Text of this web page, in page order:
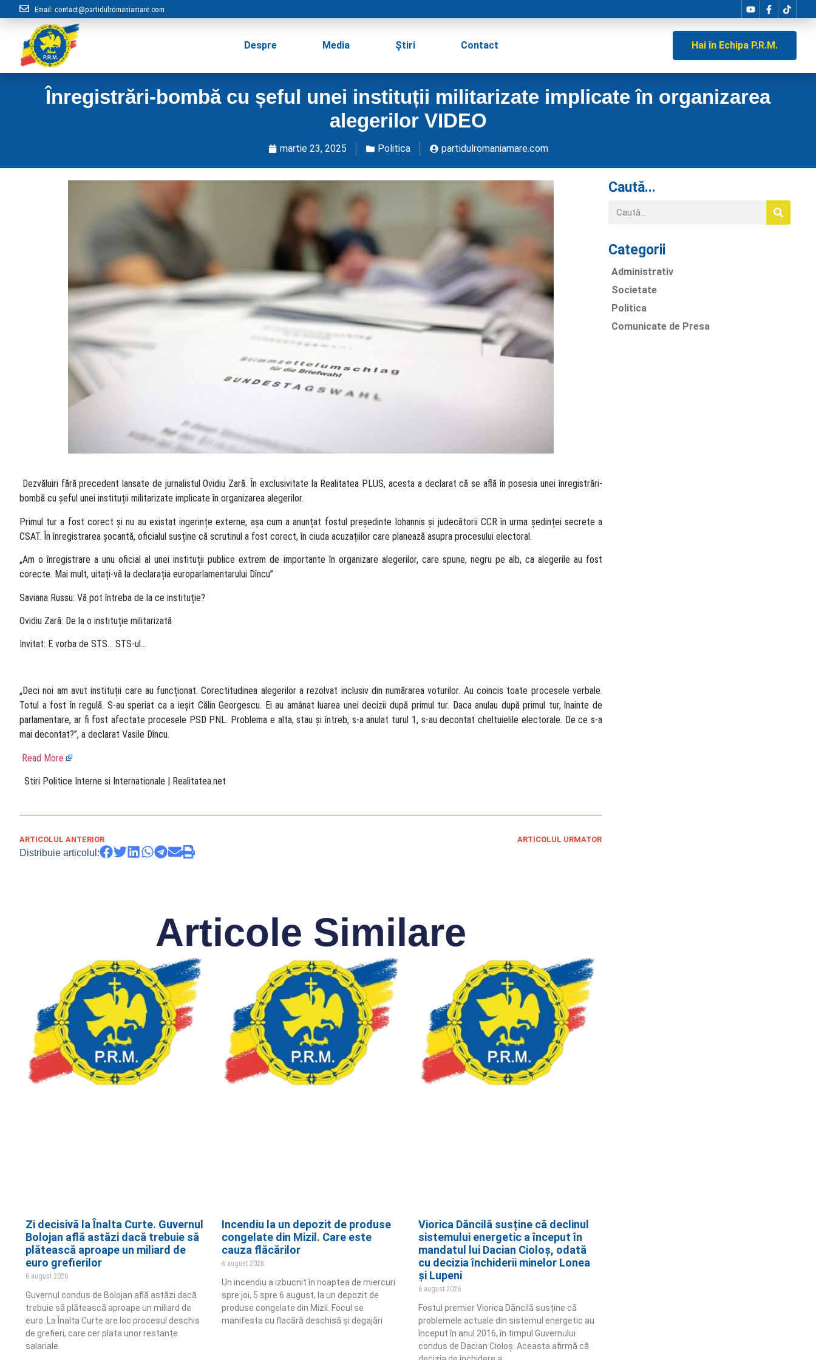
Email: contact@partidulromaniamare.com
Despre Media Știri Contact Hai în Echipa P.R.M.
Înregistrări-bombă cu șeful unei instituții militarizate implicate în organizarea
alegerilor VIDEO
martie 23, 2025 Politica partidulromaniamare.com
​ Dezvăluiri fără precedent lansate de jurnalistul Ovidiu Zară. În exclusivitate la Realitatea PLUS, acesta a declarat că se află în posesia unei înregistrări-
bombă cu șeful unei instituții militarizate implicate în organizarea alegerilor.
Primul tur a fost corect și nu au existat ingerințe externe, așa cum a anunțat fostul președinte Iohannis și judecătorii CCR în urma ședinței secrete a
CSAT. În înregistrarea șocantă, oficialul susține că scrutinul a fost corect, în ciuda acuzațiilor care planează asupra procesului electoral.
„Am o înregistrare a unu oficial al unei instituții publice extrem de importante în organizare alegerilor, care spune, negru pe alb, ca alegerile au fost
corecte. Mai mult, uitați-vă la declarația europarlamentarului Dîncu”
Saviana Russu: Vă pot întreba de la ce instituție?
Ovidiu Zară: De la o instituție militarizată
Invitat: E vorba de STS… STS-ul…
„Deci noi am avut instituții care au funcționat. Corectitudinea alegerilor a rezolvat inclusiv din numărarea voturilor. Au coincis toate procesele verbale.
Totul a fost în regulă. S-au speriat ca a ieșit Călin Georgescu. Ei au amânat luarea unei decizii după primul tur. Daca anulau după primul tur, înainte de
parlamentare, ar fi fost afectate procesele PSD PNL. Problema e alta, stau și întreb, s-a anulat turul 1, s-au decontat cheltuielile electorale. De ce s-a
mai decontat?”, a declarat Vasile Dîncu.
Read More
​ Stiri Politice Interne si Internationale | Realitatea.net
ARTICOLUL ANTERIOR ARTICOLUL URMATOR
Distribuie articolul:
Articole Similare
Zi decisivă la Înalta Curte. Guvernul
Bolojan află astăzi dacă trebuie să
plătească aproape un miliard de
euro grefierilor
6 august 2026
Guvernul condus de Bolojan află astăzi dacă
trebuie să plătească aproape un miliard de
euro. La Înalta Curte are loc procesul deschis
de grefieri, care cer plata unor restanțe
salariale.
Incendiu la un depozit de produse
congelate din Mizil. Care este
cauza flăcărilor
6 august 2026
Un incendiu a izbucnit în noaptea de miercuri
spre joi, 5 spre 6 august, la un depozit de
produse congelate din Mizil. Focul se
manifesta cu flacără deschisă și degajări
Viorica Dăncilă susține că declinul
sistemului energetic a început în
mandatul lui Dacian Cioloș, odată
cu decizia închiderii minelor Lonea
și Lupeni
6 august 2026
Fostul premier Viorica Dăncilă susține că
problemele actuale din sistemul energetic au
început în anul 2016, în timpul Guvernului
condus de Dacian Cioloș. Aceasta afirmă că
Caută...
Categorii
Administrativ
Societate
Politica
Comunicate de Presa